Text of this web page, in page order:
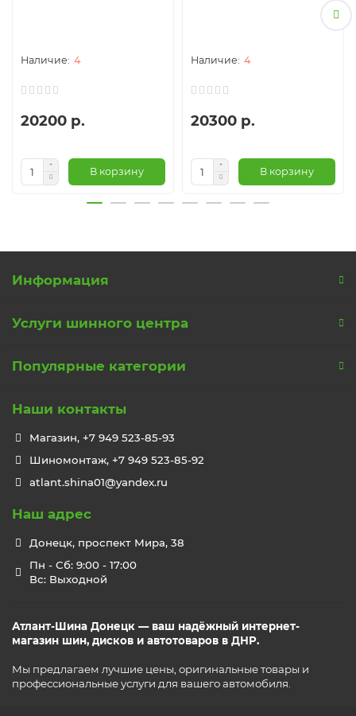
4
20200 р.
В корзину
4
20300 р.
В корзину
Информация
Услуги шинного центра
Популярные категории
Наши контакты
Магазин, +7 949 523-85-93
Шиномонтаж, +7 949 523-85-92
atlant.shina01@yandex.ru
Наш адрес
Донецк, проспект Мира, 38
Пн - Сб: 9:00 - 17:00
Вс: Выходной
Атлант-Шина Донецк — ваш надёжный интернет-
магазин шин, дисков и автотоваров в ДНР.
Мы предлагаем лучшие цены, оригинальные товары и
профессиональные услуги для вашего автомобиля.